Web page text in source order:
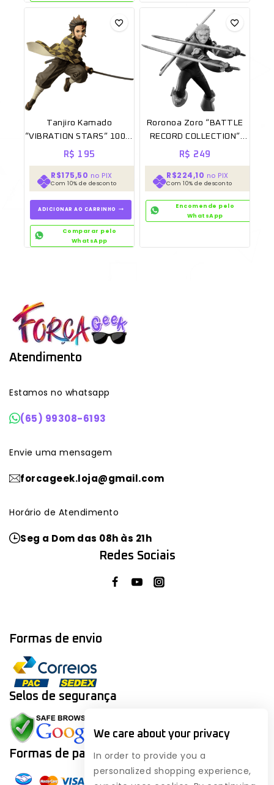
Tanjiro Kamado
“VIBRATION STARS” 100%
Original Sem caixa
R$ 195
R$175,50 no PIX
Com 10% de desconto
ADICIONAR AO CARRINHO
Comparar pelo
WhatsApp
Roronoa Zoro “BATTLE
RECORD COLLECTION”
100% Original Lacrado
R$ 249
R$224,10 no PIX
Com 10% de desconto
Encomende pelo
WhatsApp
Atendimento
Estamos no whatsapp
(65) 99308-6193
Envie uma mensagem
forcageek.loja@gmail.com
Horário de Atendimento
Seg a Dom das 08h às 21h
Redes Sociais
Formas de envio
Selos de segurança
Formas de pagamento
We care about your privacy
In order to provide you a
personalized shopping experience,